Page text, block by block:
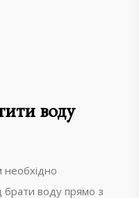
воду
необхідно
брати воду прямо з